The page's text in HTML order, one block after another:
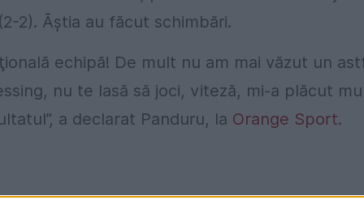
2). Ăştia au făcut schimbări.
echipă! De mult nu am mai văzut un
nu te lasă să joci, viteză, mi-a plăcut
a declarat Panduru, la Orange Sport.